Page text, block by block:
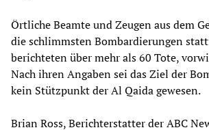
Örtliche Beamte und Zeugen aus dem
die schlimmsten Bombardierungen
berichteten über mehr als 60 Tote,
Nach ihren Angaben sei das Ziel der
kein Stützpunkt der Al Qaida gewesen.
Brian Ross, Berichterstatter der ABC